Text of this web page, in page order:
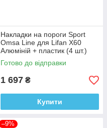
Накладки на пороги Sport
Omsa Line для Lifan X60
Алюміній + пластик (4 шт.)
Готово до відправки
1 697 ₴
Купити
–9%